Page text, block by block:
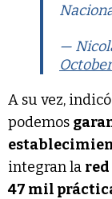
—
A su vez,
podemos
integran la
47 mil